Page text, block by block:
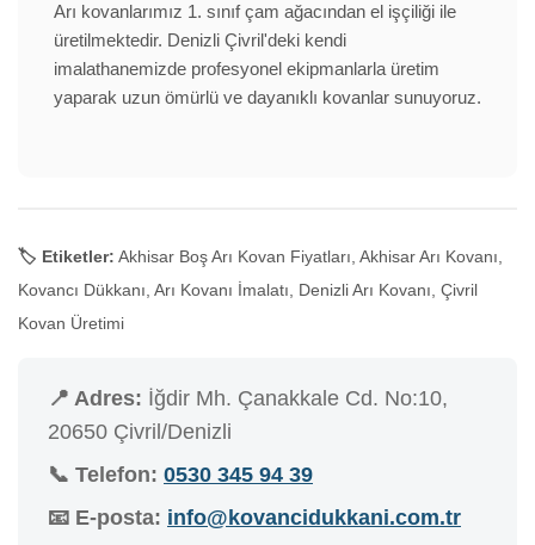
Arı kovanlarımız 1. sınıf çam ağacından el işçiliği ile
üretilmektedir. Denizli Çivril'deki kendi
imalathanemizde profesyonel ekipmanlarla üretim
yaparak uzun ömürlü ve dayanıklı kovanlar sunuyoruz.
🏷️ Etiketler: Akhisar Boş Arı Kovan Fiyatları, Akhisar Arı Kovanı,
Kovancı Dükkanı, Arı Kovanı İmalatı, Denizli Arı Kovanı, Çivril
Kovan Üretimi
📍 Adres: İğdir Mh. Çanakkale Cd. No:10,
20650 Çivril/Denizli
📞 Telefon: 0530 345 94 39
📧 E-posta: info@kovancidukkani.com.tr